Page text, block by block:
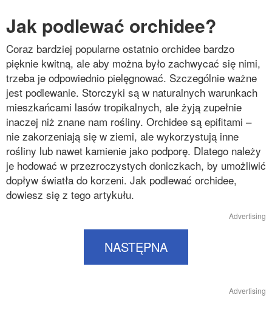
Jak podlewać orchidee?
Coraz bardziej popularne ostatnio orchidee bardzo
pięknie kwitną, ale aby można było zachwycać się nimi,
trzeba je odpowiednio pielęgnować. Szczególnie ważne
jest podlewanie. Storczyki są w naturalnych warunkach
mieszkańcami lasów tropikalnych, ale żyją zupełnie
inaczej niż znane nam rośliny. Orchidee są epifitami –
nie zakorzeniają się w ziemi, ale wykorzystują inne
rośliny lub nawet kamienie jako podporę. Dlatego należy
je hodować w przezroczystych doniczkach, by umożliwić
dopływ światła do korzeni. Jak podlewać orchidee,
dowiesz się z tego artykułu.
Advertising
NASTĘPNA
Advertising